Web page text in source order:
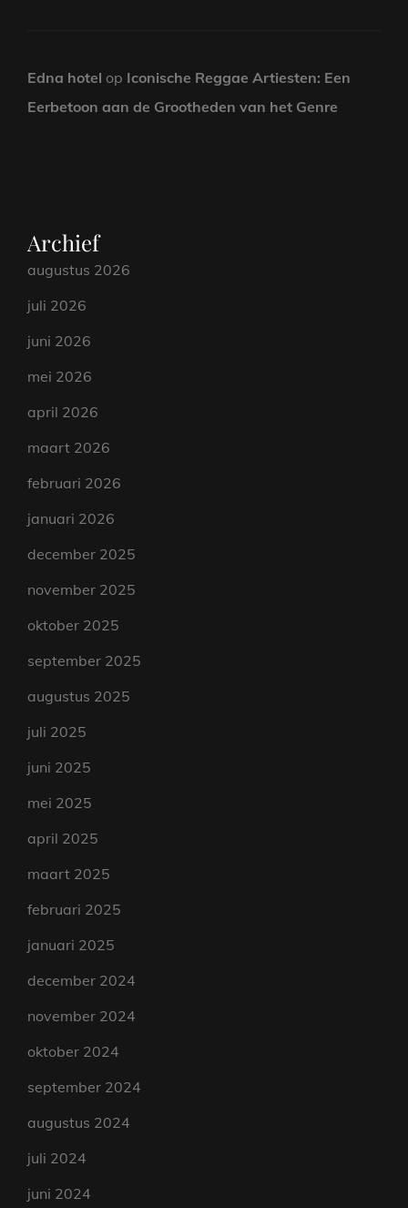
Edna hotel op Iconische Reggae Artiesten: Een
Eerbetoon aan de Grootheden van het Genre
Archief
augustus 2026
juli 2026
juni 2026
mei 2026
april 2026
maart 2026
februari 2026
januari 2026
december 2025
november 2025
oktober 2025
september 2025
augustus 2025
juli 2025
juni 2025
mei 2025
april 2025
maart 2025
februari 2025
januari 2025
december 2024
november 2024
oktober 2024
september 2024
augustus 2024
juli 2024
juni 2024